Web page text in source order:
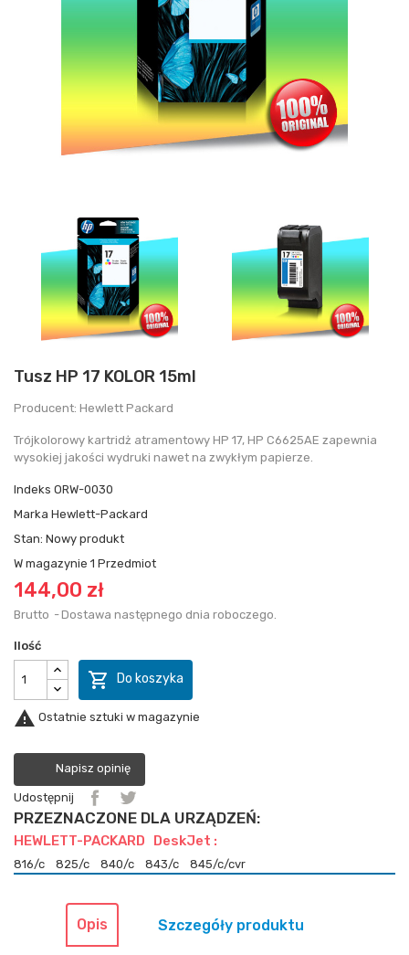
Tusz HP 17 KOLOR 15ml
Producent: Hewlett Packard
Trójkolorowy kartridż atramentowy HP 17, HP C6625AE zapewnia
wysokiej jakości wydruki nawet na zwykłym papierze.
Indeks ORW-0030
Marka Hewlett-Packard
Stan: Nowy produkt
W magazynie 1 Przedmiot
144,00 zł
Brutto Dostawa następnego dnia roboczego.
Ilość
 Do koszyka
 Ostatnie sztuki w magazynie
Napisz opinię
Udostępnij
PRZEZNACZONE DLA URZĄDZEŃ:
HEWLETT-PACKARD DeskJet :
816/c 825/c 840/c 843/c 845/c/cvr
Opis Szczegóły produktu